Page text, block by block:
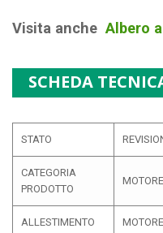
Visita anche Albero
SCHEDA
STATO
CATEGORIA
PRODOTTO
MOTORE
ALLESTIMENTO